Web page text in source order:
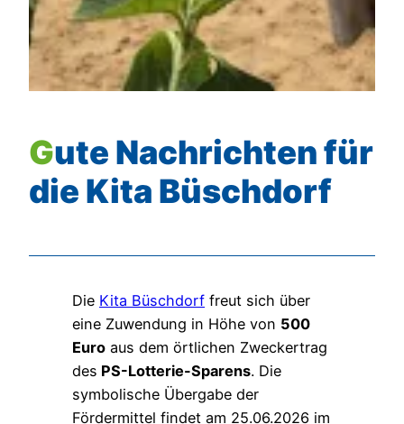
Gute Nachrichten für
die Kita Büschdorf
Die Kita Büschdorf freut sich über
eine Zuwendung in Höhe von 500
Euro aus dem örtlichen Zweckertrag
des PS-Lotterie-Sparens. Die
symbolische Übergabe der
Fördermittel findet am 25.06.2026 im